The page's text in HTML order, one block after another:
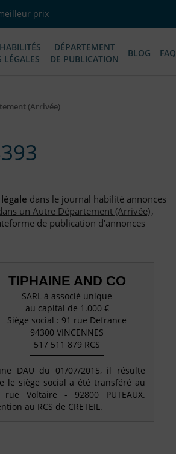
prix
DÉPARTEMENT
DE PUBLICATION
BLOG FAQ
(Arrivée)
dans le journal habilité annonces
un Autre Département (Arrivée),
de publication d'annonces
TIPHAINE AND CO
SARL à associé unique
au capital de 1.000 €
Siège social : 91 rue Defrance
94300 VINCENNES
517 511 879 RCS
DAU du 01/07/2015, il résulte
le siège social a été transféré au
rue Voltaire - 92800 PUTEAUX.
au RCS de CRETEIL.